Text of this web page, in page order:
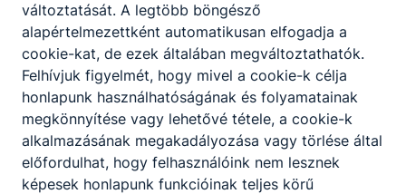
változtatását. A legtöbb böngésző
alapértelmezettként automatikusan elfogadja a
cookie-kat, de ezek általában megváltoztathatók.
Felhívjuk figyelmét, hogy mivel a cookie-k célja
honlapunk használhatóságának és folyamatainak
megkönnyítése vagy lehetővé tétele, a cookie-k
alkalmazásának megakadályozása vagy törlése által
előfordulhat, hogy felhasználóink nem lesznek
képesek honlapunk funkcióinak teljes körű